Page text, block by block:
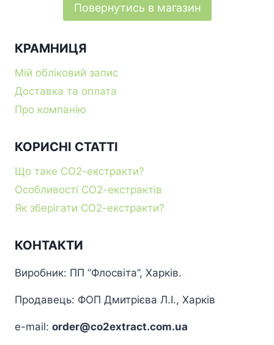
Повернутись в магазин
КРАМНИЦЯ
Мій обліковий запис
Доставка та оплата
Про компанію
КОРИСНІ СТАТТІ
Що таке СО2-екстракти?
Особливості СО2-екстрактів
Як зберігати СО2-екстракти?
КОНТАКТИ
Виробник: ПП “Флосвіта”, Харків.
Продавець: ФОП Дмитрієва Л.І., Харків
e-mail: order@co2extract.com.ua